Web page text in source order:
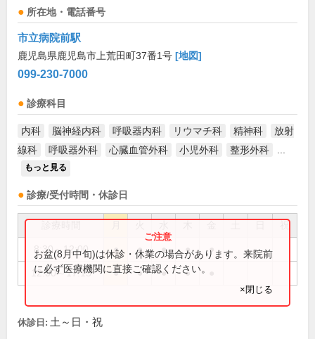
所在地・電話番号
市立病院前駅
鹿児島県鹿児島市上荒田町37番1号 [地図]
099-230-7000
診療科目
内科 脳神経内科 呼吸器内科 リウマチ科 精神科
放射
線科
呼吸器外科 心臓血管外科 小児外科 整形外科
もっと見る
診療/受付時間・休診日
祝
8:30～12:00 ● ● ● ● ●
12:00～17:15 ● ● ● ●
お盆(8月中旬)は休診・休業の場合があります。来院前
に必ず医療機関に直接ご確認ください。
×閉じる
休診日: 土～日・祝